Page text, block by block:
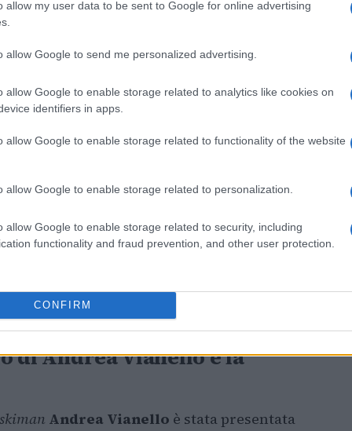
allow my user data to be sent to Google for online advertising
allow Google to send me personalized advertising.
allow Google to enable storage related to analytics like cookies on
identifiers in apps.
allow Google to enable storage related to functionality of the website
allow Google to enable storage related to personalization.
allow Google to enable storage related to security, including
functionality and fraud prevention, and other user protection.
CONFIRM
vittoria nel massimo circuito. La
programmato alle prove di velocità: la
nel
super-g
disciplina che rientra
veloci.
team tecnico
la sua età” e “Mi aspetto che diventi
Coppa del Mondo
per Colturi restano loslalome il
nel
una rara capacità di essere competitiva
di Andrea Vianello e la
skiman Andrea Vianello è stata presentata